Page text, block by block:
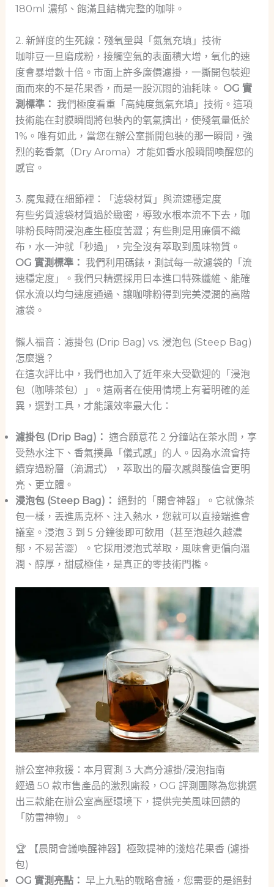
180ml 濃郁、飽滿且結構完整的咖啡。
2. 新鮮度的生死線：殘氧量與「氮氣充填」技術
咖啡豆一旦磨成粉，接觸空氣的表面積大增，氧化的速
度會暴增數十倍。市面上許多廉價濾掛，一撕開包裝迎
面而來的不是花果香，而是一股沉悶的油耗味。 OG 實
測標準： 我們極度看重「高純度氮氣充填」技術。這項
技術能在封膜瞬間將包裝內的氧氣擠出，使殘氧量低於
1%。唯有如此，當您在辦公室撕開包裝的那一瞬間，強
烈的乾香氣（Dry Aroma）才能如香水般瞬間喚醒您的
感官。
3. 魔鬼藏在細節裡：「濾袋材質」與流速穩定度
有些劣質濾袋材質過於緻密，導致水根本流不下去，咖
啡粉長時間浸泡產生極度苦澀；有些則是用廉價不織
布，水一沖就「秒過」，完全沒有萃取到風味物質。
OG 實測標準： 我們利用碼錶，測試每一款濾袋的「流
速穩定度」。我們只精選採用日本進口特殊纖維、能確
保水流以均勻速度通過、讓咖啡粉得到完美浸潤的高階
濾袋。
懶人福音：濾掛包 (Drip Bag) vs. 浸泡包 (Steep Bag)
怎麼選？
在這次評比中，我們也加入了近年來大受歡迎的「浸泡
包（咖啡茶包）」。這兩者在使用情境上有著明確的差
異，選對工具，才能讓效率最大化：
濾掛包 (Drip Bag)： 適合願意花 2 分鐘站在茶水間，享
受熱水注下、香氣撲鼻「儀式感」的人。因為水流會持
續穿過粉層（滴漏式），萃取出的層次感與酸值會更明
亮、更立體。
浸泡包 (Steep Bag)： 絕對的「開會神器」。它就像茶
包一樣，丟進馬克杯、注入熱水，您就可以直接端進會
議室。浸泡 3 到 5 分鐘後即可飲用（甚至泡越久越濃
郁，不易苦澀）。它採用浸泡式萃取，風味會更偏向溫
潤、醇厚，甜感極佳，是真正的零技術門檻。
辦公室神救援：本月實測 3 大高分濾掛/浸泡指南
經過 50 款市售產品的激烈廝殺，OG 評測團隊為您挑選
出三款能在辦公室高壓環境下，提供完美風味回饋的
「防雷神物」。
🏆 【晨間會議喚醒神器】極致提神的淺焙花果香 (濾掛
包)
OG 實測亮點： 早上九點的戰略會議，您需要的是絕對